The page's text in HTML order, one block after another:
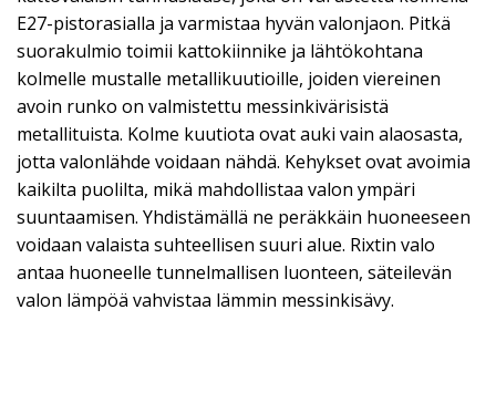
E27-pistorasialla ja varmistaa hyvän valonjaon. Pitkä
suorakulmio toimii kattokiinnike ja lähtökohtana
kolmelle mustalle metallikuutioille, joiden viereinen
avoin runko on valmistettu messinkivärisistä
metallituista. Kolme kuutiota ovat auki vain alaosasta,
jotta valonlähde voidaan nähdä. Kehykset ovat avoimia
kaikilta puolilta, mikä mahdollistaa valon ympäri
suuntaamisen. Yhdistämällä ne peräkkäin huoneeseen
voidaan valaista suhteellisen suuri alue. Rixtin valo
antaa huoneelle tunnelmallisen luonteen, säteilevän
valon lämpöä vahvistaa lämmin messinkisävy.